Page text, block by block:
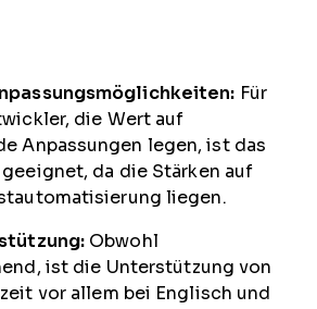
Für
die Wert auf
Anpassungen legen, ist das
da die Stärken auf
liegen.
Obwohl
ist die Unterstützung von
vor allem bei Englisch und